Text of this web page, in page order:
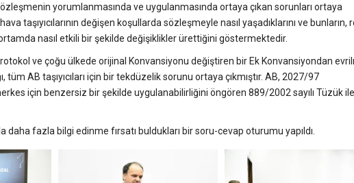
yorumlanmasında ve uygulanmasında ortaya çıkan sorunları ortaya
taşıyıcılarının değişen koşullarda sözleşmeyle nasıl yaşadıklarını ve bunların,
nasıl etkili bir şekilde değişiklikler ürettiğini göstermektedir.
ve çoğu ülkede orijinal Konvansiyonu değiştiren bir Ek Konvansiyondan
AB taşıyıcıları için bir tekdüzelik sorunu ortaya çıkmıştır. AB, 2027/97
için benzersiz bir şekilde uygulanabilirliğini öngören 889/2002 sayılı Tüzük ile
daha fazla bilgi edinme fırsatı buldukları bir soru-cevap oturumu yapıldı.